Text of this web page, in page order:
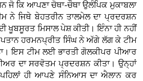
ਜੋ ਕਿ ਆਪਣਾ ਚੋਥਾ-ਚੌਥਾ ਉਲੰਪਿਕ ਮੁਕਾਬਲਾ
ਨੇ ਜਿਥੇ ਬੇਹਤਰੀਨ ਤਾਲਮੇਲ ਦਾ ਪ੍ਰਦਰਸ਼ਨ
ਖੂਬਸੂਰਤ ਮਿਸਾਲ ਪੇਸ਼ ਕੀਤੀ। ਇੰਨਾ ਹੀ ਨਹੀਂ
ਹਰਮਨਪ੍ਰੀਤ ਸਿੰਘ ਨੇ ਅੱਗੇ ਲੱਗ ਕੇ ਟੀਮ
ਇਸ ਟੀਮ ਲਈ ਭਾਰਤੀ ਗੋਲਕੀਪਰ ਪੀਆਰ
ਦਾ ਸਰਵੋਤਮ ਪ੍ਰਦਰਸ਼ਨ ਕੀਤਾ। ਉਨ੍ਹਾਂ
ਹੀ ਆਪਣੇ ਸੰਨਿਆਸ ਦਾ ਐਲਾਨ ਕਰ